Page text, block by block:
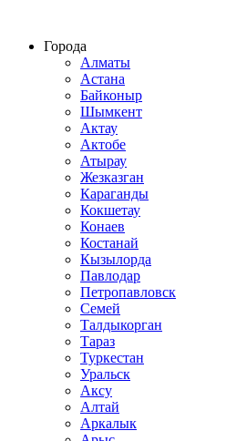
Города
Алматы
Астана
Байконыр
Шымкент
Актау
Актобе
Атырау
Жезказган
Караганды
Кокшетау
Конаев
Костанай
Кызылорда
Павлодар
Петропавловск
Семей
Талдыкорган
Тараз
Туркестан
Уральск
Аксу
Алтай
Аркалык